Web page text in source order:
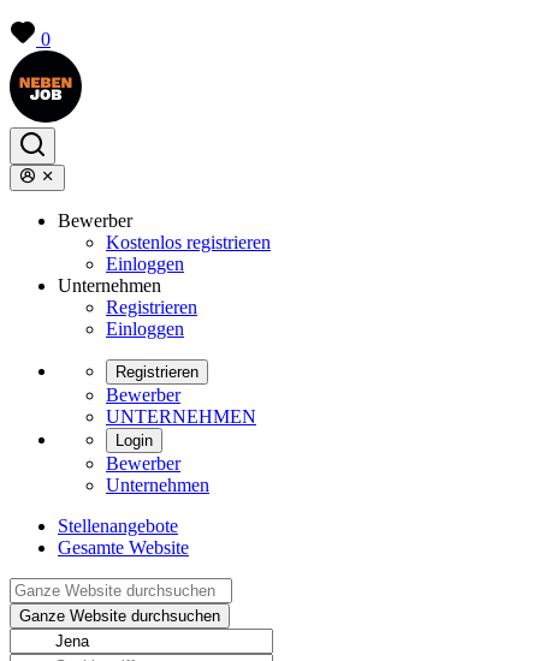
0
Bewerber
Kostenlos registrieren
Einloggen
Unternehmen
Registrieren
Einloggen
Registrieren
Bewerber
UNTERNEHMEN
Login
Bewerber
Unternehmen
Stellenangebote
Gesamte Website